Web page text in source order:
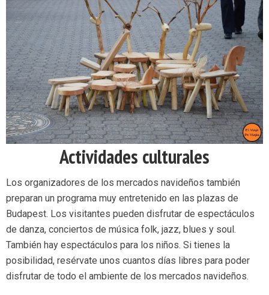
Actividades culturales
Los organizadores de los mercados navideños también
preparan un programa muy entretenido en las plazas de
Budapest. Los visitantes pueden disfrutar de espectáculos
de danza, conciertos de música folk, jazz, blues y soul.
También hay espectáculos para los niños. Si tienes la
posibilidad, resérvate unos cuantos días libres para poder
disfrutar de todo el ambiente de los mercados navideños.